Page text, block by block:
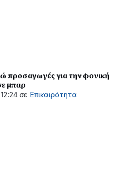
προσαγωγές για την φονική
μπαρ
σε Επικαιρότητα